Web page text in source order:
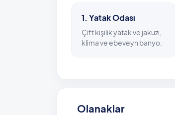
1. Yatak Odası
Çift kişilik yatak ve jakuzi,
klima ve ebeveyn banyo.
Olanaklar